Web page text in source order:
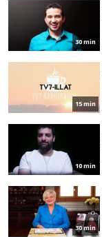
30 min
15 min
10 min
30 min